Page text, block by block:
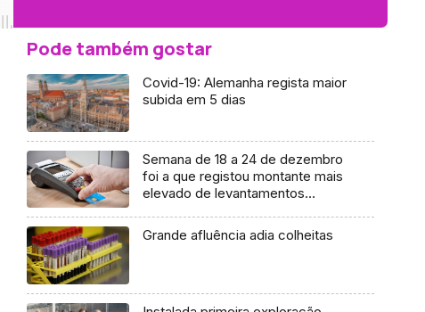
Pode também gostar
Covid-19: Alemanha regista maior
subida em 5 dias
Semana de 18 a 24 de dezembro
foi a que registou montante mais
elevado de levantamentos
de TPA
Grande afluência adia colheitas